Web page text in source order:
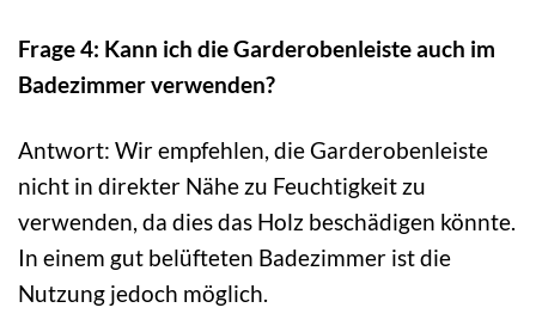
Frage 4: Kann ich die Garderobenleiste auch im
Badezimmer verwenden?
Antwort: Wir empfehlen, die Garderobenleiste
nicht in direkter Nähe zu Feuchtigkeit zu
verwenden, da dies das Holz beschädigen könnte.
In einem gut belüfteten Badezimmer ist die
Nutzung jedoch möglich.